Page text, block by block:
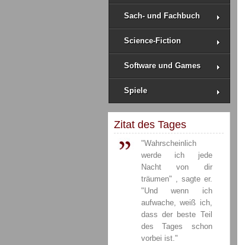
Sach- und Fachbuch
Science-Fiction
Software und Games
Spiele
Zitat des Tages
"Wahrscheinlich
werde ich jede
Nacht von dir
träumen" , sagte er.
"Und wenn ich
aufwache, weiß ich,
dass der beste Teil
des Tages schon
vorbei ist."